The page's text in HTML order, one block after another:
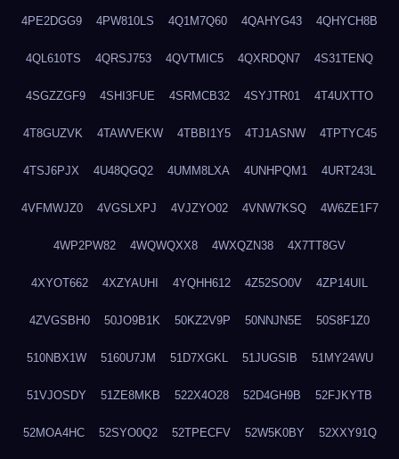
4PE2DGG9 4PW810LS 4Q1M7Q60 4QAHYG43 4QHYCH8B
4QL610TS 4QRSJ753 4QVTMIC5 4QXRDQN7 4S31TENQ
4SGZZGF9 4SHI3FUE 4SRMCB32 4SYJTR01 4T4UXTTO
4T8GUZVK 4TAWVEKW 4TBBI1Y5 4TJ1ASNW 4TPTYC45
4TSJ6PJX 4U48QGQ2 4UMM8LXA 4UNHPQM1 4URT243L
4VFMWJZ0 4VGSLXPJ 4VJZYO02 4VNW7KSQ 4W6ZE1F7
4WP2PW82 4WQWQXX8 4WXQZN38 4X7TT8GV
4XYOT662 4XZYAUHI 4YQHH612 4Z52SO0V 4ZP14UIL
4ZVGSBH0 50JO9B1K 50KZ2V9P 50NNJN5E 50S8F1Z0
510NBX1W 5160U7JM 51D7XGKL 51JUGSIB 51MY24WU
51VJOSDY 51ZE8MKB 522X4O28 52D4GH9B 52FJKYTB
52MOA4HC 52SYO0Q2 52TPECFV 52W5K0BY 52XXY91Q